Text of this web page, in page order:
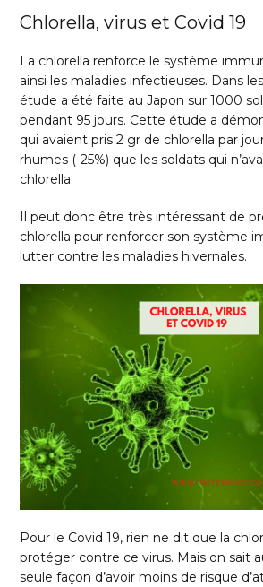
Chlorella, virus et Covid 19
La chlorella renforce le système
ainsi les maladies infectieuses. Dans
étude a été faite au Japon sur 1000
pendant 95 jours. Cette étude a
qui avaient pris 2 gr de chlorella par
rhumes (-25%) que les soldats qui
chlorella.
Il peut donc être très intéressant de
chlorella pour renforcer son système
lutter contre les maladies hivernales.
Pour le Covid 19, rien ne dit que la
protéger contre ce virus. Mais on sait
seule façon d’avoir moins de risque